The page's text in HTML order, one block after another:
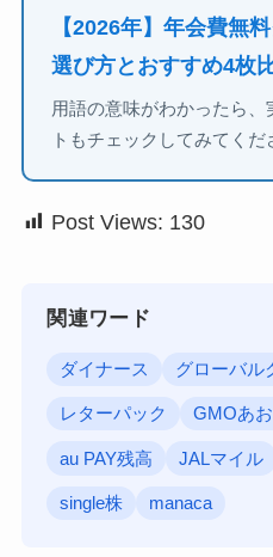
【2026年】年会費無
選び方とおすすめ4枚
用語の意味がわかったら
トもチェックしてみてくだ
Post Views: 130
関連ワード
ダイナース グローバル
レターパック GMOあ
au PAY残高 JALマイル
single株 manaca